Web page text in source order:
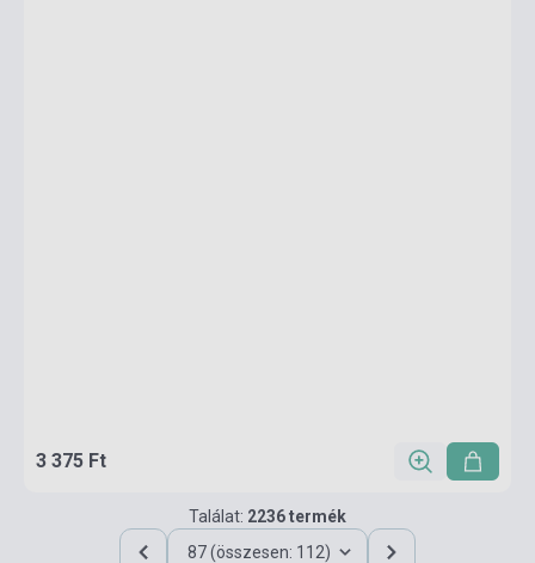
3 375 Ft
Találat: 2236 termék
87 (összesen: 112)